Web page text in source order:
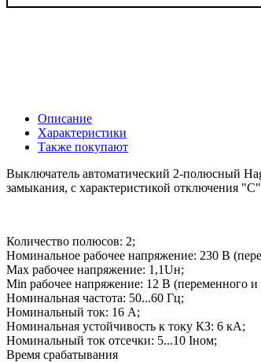
Описание
Характеристики
Также покупают
Выключатель автоматический 2-полюсный
замыкания, с характеристикой отключения
Количество полюсов: 2;
Номинальное рабочее напряжение: 230 В
Max рабочее напряжение: 1,1Uн;
Min рабочее напряжение: 12 В (переменного и
Номинальная частота: 50...60 Гц;
Номинальный ток: 16 А;
Номинальная устойчивость к току КЗ: 6 кА;
Номинальный ток отсечки: 5...10 Iном;
Время срабатывания